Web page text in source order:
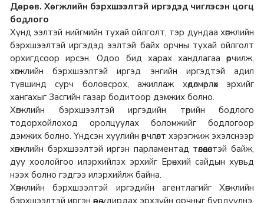
Дөрөв. Хөгжлийн бэрхшээлтэй иргэдэд чиглэсэн цогц
бодлого
Хүнд ээлтэй нийгмийн тухай ойлголт, тэр дундаа хөгжлийн
бэрхшээлтэй иргэдэд ээлтэй байх орчны тухай ойлголт
орхигдсоор ирсэн. Одоо бид харах хандлагаа өөрчилж,
хөгжлийн бэрхшээлтэй иргэд энгийн иргэдтэй адил
түвшинд сурч боловсрох, ажиллаж хөдөлмөрлөх эрхийг
хангахыг Засгийн газар бодитоор дэмжих болно.
Хөгжлийн бэрхшээлтэй иргэдийн төрийн бодлого
тодорхойлоход оролцуулах боломжийг бодлогоор
дэмжих болно. Үндсэн хуулийн өөрчлөлт хэрэгжиж эхэлснээр
хөгжлийн бэрхшээлтэй иргэн парламентад төлөөлөлтэй байж,
дуу хоолойгоо илэрхийлэх эрхийг Ерөнхий сайдын хувьд
нээх болно гэдгээ илэрхийлж байна.
Хөгжлийн бэрхшээлтэй иргэдийн агентлагийг Хөгжлийн